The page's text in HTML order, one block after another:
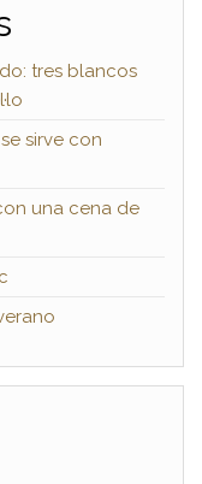
tres blancos
sirve con
una cena de